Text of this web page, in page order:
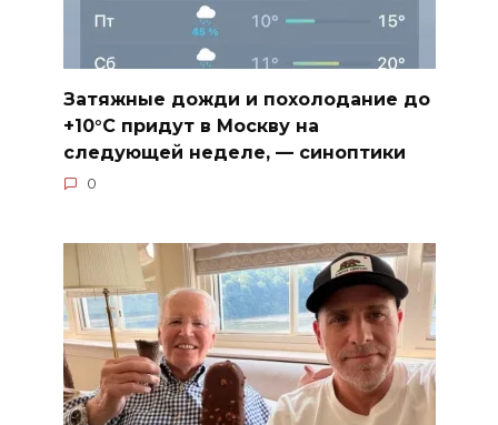
Затяжные дожди и похолодание до
+10°C придут в Москву на
следующей неделе, — синоптики
0